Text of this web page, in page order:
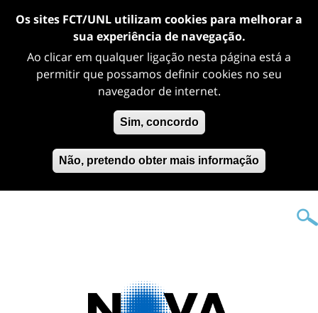
Os sites FCT/UNL utilizam cookies para melhorar a
sua experiência de navegação.
Ao clicar em qualquer ligação nesta página está a
permitir que possamos definir cookies no seu
navegador de internet.
Sim, concordo
Não, pretendo obter mais informação